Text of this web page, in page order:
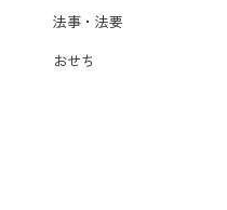
法事・法要
おせち